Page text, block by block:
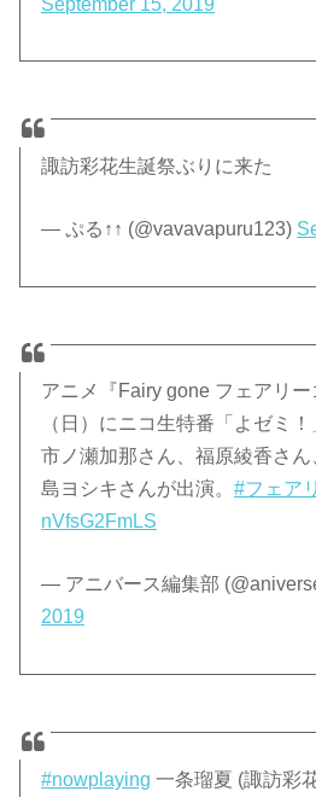
September 15, 2019
諏訪彩花生誕祭ぶりに来た
— ぷる↑↑ (@vavavapuru123)
アニメ『Fairy gone フェアリー
（日）にニコ生特番「よゼミ
市ノ瀬加那さん、福原綾香さ
島ヨシキさんが出演。#フェア
nVfsG2FmLS
— アニバース編集部
2019
#nowplaying 一条瑠夏 (諏訪彩